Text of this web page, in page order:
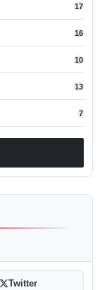
17
16
10
13
7
Twitter